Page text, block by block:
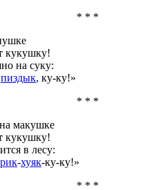
* * *
кукушку!
на суку:
пиздык, ку-ку!»
* * *
макушке
кукушку!
в лесу:
-хуяк-ку-ку!»
* * *